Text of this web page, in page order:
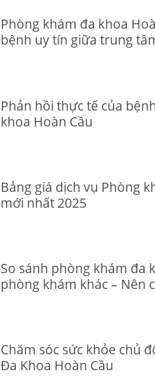
Phòng khám đa khoa
bệnh uy tín giữa trung
Phản hồi thực tế của
khoa Hoàn Cầu
Bảng giá dịch vụ Phòng
mới nhất 2025
So sánh phòng khám đa
phòng khám khác – Nên
Chăm sóc sức khỏe chủ
Đa Khoa Hoàn Cầu